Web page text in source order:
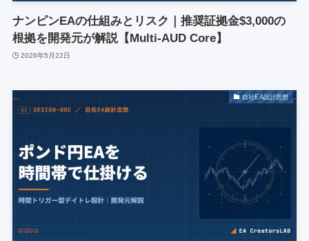
ナンピンEAの仕組みとリスク｜推奨証拠金$3,000の
根拠を開発元が解説【Multi-AUD Core】
2026年5月22日
自社EA設計思想